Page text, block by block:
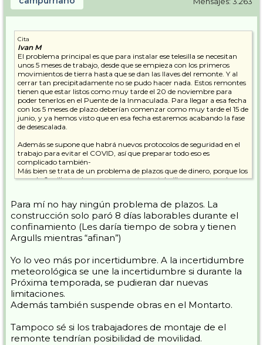
Cita
Ivan M
El problema principal es que para instalar ese telesilla se necesitan
unos 5 meses de trabajo, desde que se empieza con los primeros
movimientos de tierra hasta que se dan las llaves del remonte. Y al
cerrar tan precipitadamente no se pudo hacer nada. Estos remontes
tienen que estar listos como muy tarde el 20 de noviembre para
poder tenerlos en el Puente de la Inmaculada. Para llegar a esa fecha
con los 5 meses de plazo deberían comenzar como muy tarde el 15 de
junio, y ya hemos visto que en esa fecha estaremos acabando la fase
de desescalada.
Además se supone que habrá nuevos protocolos de seguridad en el
trabajo para evitar el COVID, así que preparar todo eso es
complicado también-
Más bien se trata de un problema de plazos que de dinero, porque los
mas de 6 millones de euros que cuesta ese telesilla no se sacan de una
Para mí no hay ningún problema de plazos. La
construcción solo paró 8 días laborables durante el
confinamiento (Les daría tiempo de sobra y tienen
Argulls mientras “afinan”)
Yo lo veo más por incertidumbre. A la incertidumbre
meteorológica se une la incertidumbre si durante la
Próxima temporada, se pudieran dar nuevas
limitaciones.
Además también suspende obras en el Montarto.
Tampoco sé si los trabajadores de montaje de el
remonte tendrían posibilidad de movilidad.